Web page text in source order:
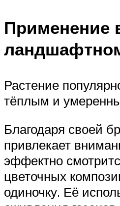
Применение
Растение
тёплым и
Благодаря своей
привлекает
эффектно
цветочных
одиночку. Её